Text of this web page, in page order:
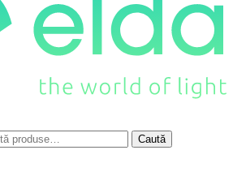
Caută